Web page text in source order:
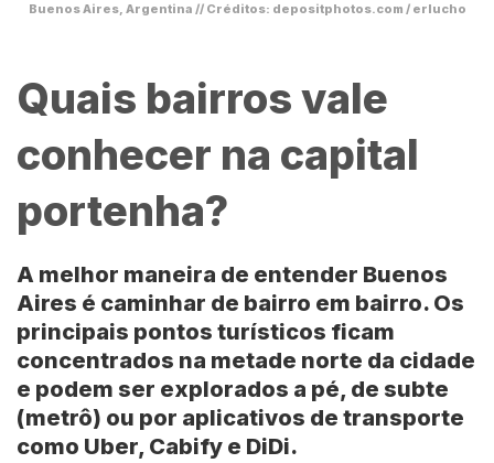
Buenos Aires, Argentina // Créditos: depositphotos.com / erlucho
Quais bairros vale
conhecer na capital
portenha?
A melhor maneira de entender Buenos
Aires é caminhar de bairro em bairro. Os
principais pontos turísticos ficam
concentrados na metade norte da cidade
e podem ser explorados a pé, de subte
(metrô) ou por aplicativos de transporte
como Uber, Cabify e DiDi.